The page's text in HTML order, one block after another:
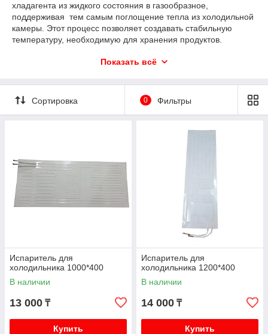
хладагента из жидкого состояния в газообразное,
поддерживая тем самым поглощение тепла из холодильной
камеры. Этот процесс позволяет создавать стабильную
температуру, необходимую для хранения продуктов.
проверенных производителей. На все товары выдаем
Показать всё
Сортировка 0 Фильтры
Испаритель для
холодильника 1000*400
В наличии
13 000 ₸
Купить
Испаритель для
холодильника 1200*400
В наличии
14 000 ₸
Купить